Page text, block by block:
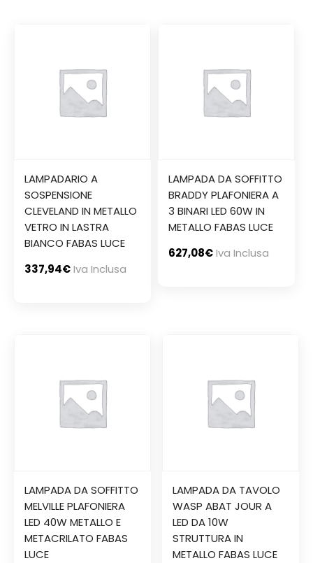
LAMPADARIO A
SOSPENSIONE
CLEVELAND IN METALLO
VETRO IN LASTRA
BIANCO FABAS LUCE
337,94€Iva Inclusa
LAMPADA DA SOFFITTO
BRADDY PLAFONIERA A
3 BINARI LED 60W IN
METALLO FABAS LUCE
627,08€Iva Inclusa
LAMPADA DA SOFFITTO
MELVILLE PLAFONIERA
LED 40W METALLO E
METACRILATO FABAS
LUCE
LAMPADA DA TAVOLO
WASP ABAT JOUR A
LED DA 10W
STRUTTURA IN
METALLO FABAS LUCE